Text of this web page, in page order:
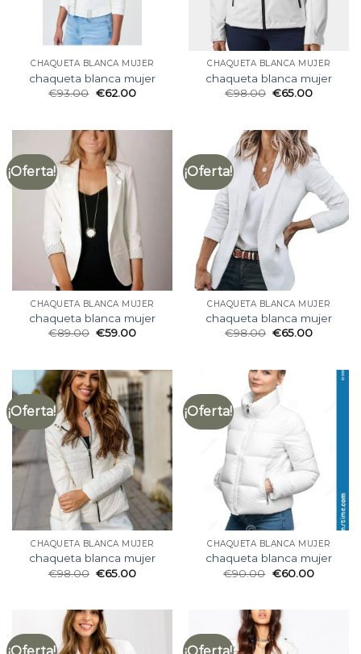
CHAQUETA BLANCA MUJER
chaqueta blanca mujer
€93.00 €62.00
CHAQUETA BLANCA MUJER
chaqueta blanca mujer
€98.00 €65.00
¡Oferta!
CHAQUETA BLANCA MUJER
chaqueta blanca mujer
€89.00 €59.00
¡Oferta!
CHAQUETA BLANCA MUJER
chaqueta blanca mujer
€98.00 €65.00
¡Oferta!
CHAQUETA BLANCA MUJER
chaqueta blanca mujer
€98.00 €65.00
¡Oferta!
CHAQUETA BLANCA MUJER
chaqueta blanca mujer
€90.00 €60.00